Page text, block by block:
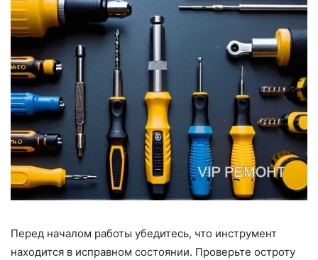
Перед началом работы убедитесь, что инструмент
находится в исправном состоянии. Проверьте остроту